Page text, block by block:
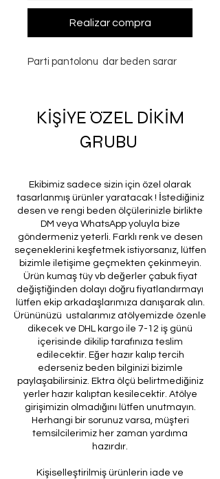
Realizar compra
Parti pantolonu dar beden sarar
KİŞİYE ÖZEL DİKİM
GRUBU
Ekibimiz sadece sizin için özel olarak
tasarlanmış ürünler yaratacak ! İstediğiniz
desen ve rengi beden ölçülerinizle birlikte
DM veya WhatsApp yoluyla bize
göndermeniz yeterli. Farklı renk ve desen
seçeneklerini keşfetmek istiyorsanız, lütfen
bizimle iletişime geçmekten çekinmeyin.
Ürün kumaş tüy vb değerler çabuk fiyat
değiştiğinden dolayı doğru fiyatlandırmayı
lütfen ekip arkadaşlarımıza danışarak alın.
Ürününüzü ustalarımız atölyemizde özenle
dikecek ve DHL kargo ile 7-12 iş günü
içerisinde dikilip tarafınıza teslim
edilecektir. Eğer hazır kalıp tercih
ederseniz beden bilginizi bizimle
paylaşabilirsiniz. Ektra ölçü belirtmediğiniz
yerler hazır kalıptan kesilecektir. Atölye
girişimizin olmadığını lütfen unutmayın.
Herhangi bir sorunuz varsa, müşteri
temsilcilerimiz her zaman yardıma
hazırdır.
Kişiselleştirilmiş ürünlerin iade ve